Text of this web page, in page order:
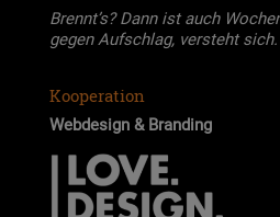
Brennt’s? Dann ist auch
gegen Auf­schlag, ver­steht sich.
Kooperation
Web­de­sign & Bran­ding